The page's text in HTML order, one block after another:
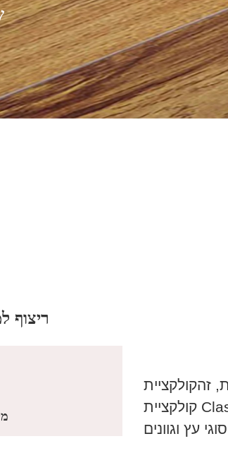
ריצוף
זהקולקציית Classic מקובלת מאוד בכל רחבי העולם.
קולקציית Classic נותנת גוון חם וטבעי. עיצובים של פס בודד, 2 פסים ו-3 פסים מעניקים למשתמשים